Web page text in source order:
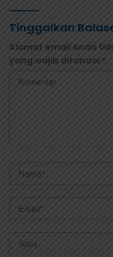
Tinggalkan
Alamat email Anda
yang wajib ditandai *